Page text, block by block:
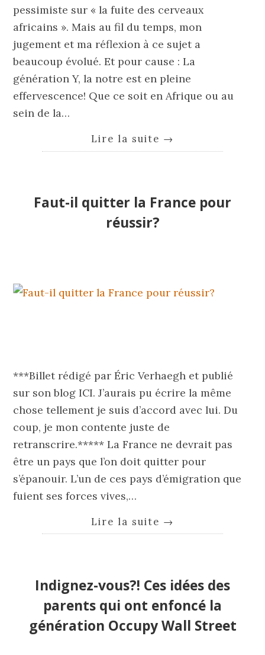
pessimiste sur « la fuite des cerveaux
africains ». Mais au fil du temps, mon
jugement et ma réflexion à ce sujet a
beaucoup évolué. Et pour cause : La
génération Y, la notre est en pleine
effervescence! Que ce soit en Afrique ou au
sein de la…
Lire la suite →
Faut-il quitter la France pour
réussir?
***Billet rédigé par Éric Verhaegh et publié
sur son blog ICI. J’aurais pu écrire la même
chose tellement je suis d’accord avec lui. Du
coup, je mon contente juste de
retranscrire.***** La France ne devrait pas
être un pays que l’on doit quitter pour
s’épanouir. L’un de ces pays d’émigration que
fuient ses forces vives,…
Lire la suite →
Indignez-vous?! Ces idées des
parents qui ont enfoncé la
génération Occupy Wall Street